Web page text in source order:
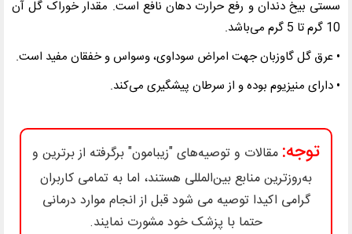
سستی بیخ دندان و رفع حرارت دهان نافع است. مقدار خوراک گل آن
10 گرم تا 5 گرم می‌باشد
.
• عرق گل گاوزبان جهت امراض سوداوی، وسواس و خفقان مفید است.
• دارای منیزیوم بوده و از سرطان پیشگیری می‌کند.
توجه: مقالات و توصیه‌های "زیبامون" برگرفته از برترین و
به‌روزترین منابع بین‌المللی هستند، اما به تمامی کاربران
گرامی اکیدا توصیه می شود قبل از انجام موارد درمانی
حتما با پزشک خود مشورت نمایند.